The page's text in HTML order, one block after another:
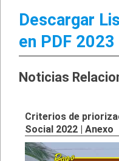
Descargar
en PDF 2023
Noticias
Criterios de
Social 2022 | Anexo